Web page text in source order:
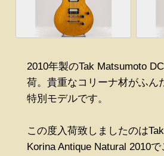
2010年製のTak Matsumoto
荷。貴重なコリーナ材がふん
特別モデルです。
この度入荷致しましたのは
Korina Antique Natural 2010で